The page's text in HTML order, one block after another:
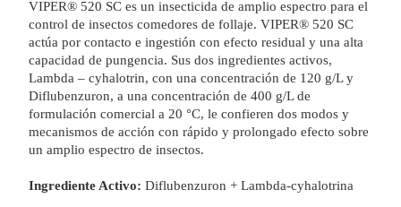
VIPER® 520 SC es un insecticida de amplio espectro para el
control de insectos comedores de follaje. VIPER® 520 SC
actúa por contacto e ingestión con efecto residual y una alta
capacidad de pungencia. Sus dos ingredientes activos,
Lambda – cyhalotrin, con una concentración de 120 g/L y
Diflubenzuron, a una concentración de 400 g/L de
formulación comercial a 20 °C, le confieren dos modos y
mecanismos de acción con rápido y prolongado efecto sobre
un amplio espectro de insectos.
Ingrediente Activo:Diflubenzuron + Lambda-cyhalotrina